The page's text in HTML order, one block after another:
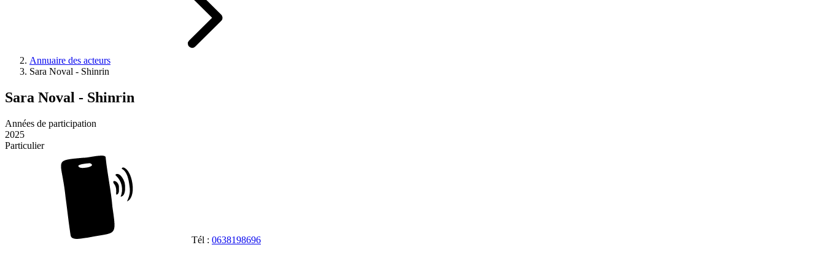
Annuaire des acteurs
Sara Noval - Shinrin
Sara Noval - Shinrin
Années de participation
2025
Particulier
Tél : 0638198696